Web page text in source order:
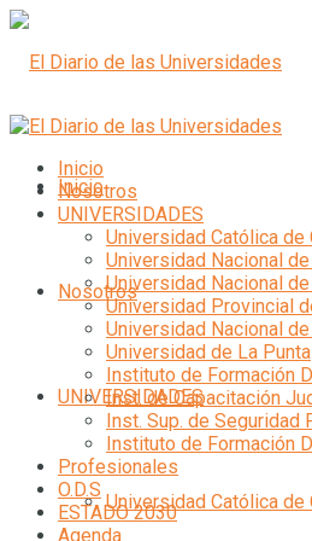
Inicio
Nosotros
UNIVERSIDADES
Universidad Católica de
Inicio
Nosotros
UNIVERSIDADES
Universidad Católica de
Universidad Nacional
Universidad Nacional
Universidad Provincial
Universidad Nacional
Universidad de La Punta
Instituto de Formación
Inst. de Capacitación
Inst. Sup. de Seguridad
Instituto de Formación
Profesionales
O.D.S
ESTADO 2030
Agenda